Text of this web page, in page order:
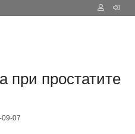
при простатите
07